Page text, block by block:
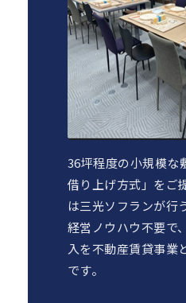
36坪程度の小規模な
借り上げ方式」をご
は三光ソフランが行
経営ノウハウ不要で
入を不動産賃貸事業
です。